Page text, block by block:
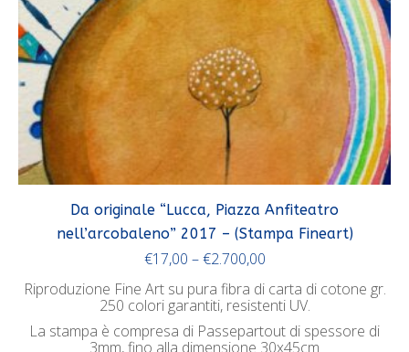
Da originale “Lucca, Piazza Anfiteatro
nell’arcobaleno” 2017 – (Stampa Fineart)
€17,00 –€2.700,00
Riproduzione Fine Art su pura fibra di carta di cotone gr.
250 colori garantiti, resistenti UV.
La stampa è compresa di Passepartout di spessore di
3mm, fino alla dimensione 30x45cm